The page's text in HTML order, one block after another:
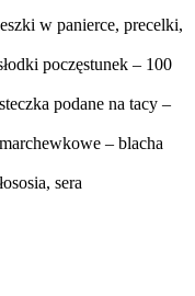
w panierce, precelki,
poczęstunek – 100
podane na tacy –
– blacha
sera